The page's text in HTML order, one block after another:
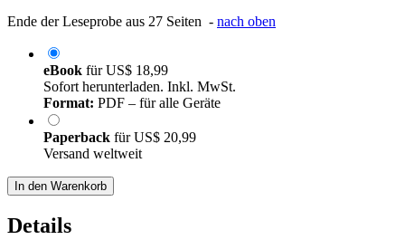
Ende der Leseprobe aus 27 Seiten - nach oben
eBook fürUS$ 18,99
Sofort herunterladen. Inkl. MwSt.
Format: PDF – für alle Geräte
Paperback fürUS$ 20,99
Versand weltweit
In den Warenkorb
Details